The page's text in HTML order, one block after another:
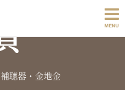
聴器・金地金